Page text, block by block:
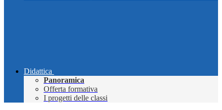
Didattica
Panoramica
Offerta formativa
I progetti delle classi